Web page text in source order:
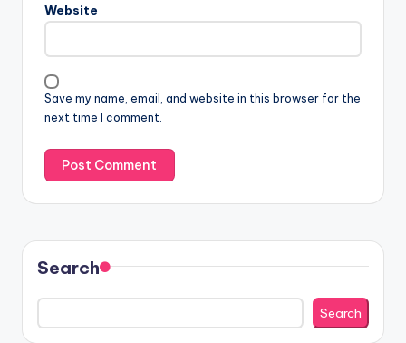
Website
Save my name, email, and website in this browser for the
next time I comment.
Search
Search